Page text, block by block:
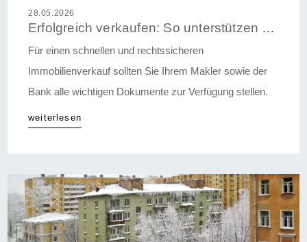
28.05.2026
Erfolgreich verkaufen: So unterstützen Eigentümer ihren Immobilienmakler optimal
Für einen schnellen und rechtssicheren
Immobilienverkauf sollten Sie Ihrem Makler sowie der
Bank alle wichtigen Dokumente zur Verfügung stellen.
weiterlesen